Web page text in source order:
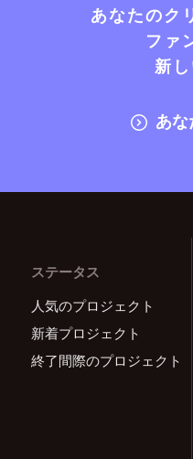
あなたのク
ファ
新
あ
ステータス
人気のプロジェクト
新着プロジェクト
終了間際のプロジェクト